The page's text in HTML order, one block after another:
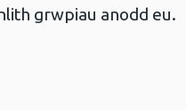
grwpiau anodd eu.